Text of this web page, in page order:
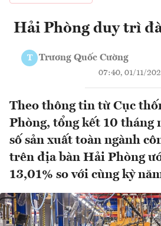
Hải Phòng duy trì
T Trương Quốc Cường
07:40, 01/11/
Theo thông tin từ Cục
Phòng, tổng kết 10 tháng
số sản xuất toàn ngành
trên địa bàn Hải Phòng
13,01% so với cùng kỳ